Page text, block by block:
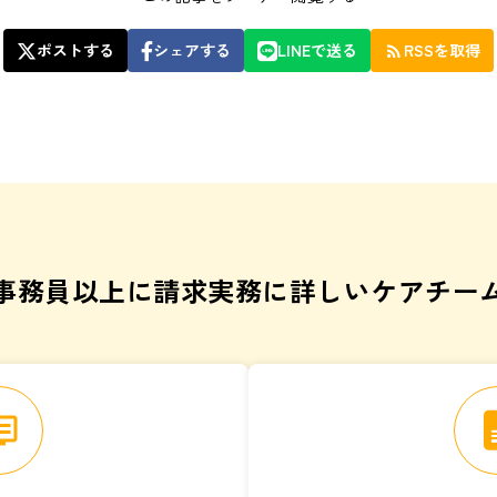
ポストする シェアする LINEで送る rss_feed RSSを取得
務員以上に請求実務に詳しいケアチー